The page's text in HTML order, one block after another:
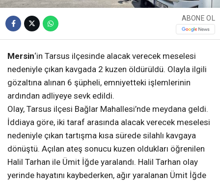
ABONE OL
Mersin‘in Tarsus ilçesinde alacak verecek meselesi
nedeniyle çıkan kavgada 2 kuzen öldürüldü. Olayla ilgili
gözaltına alınan 6 şüpheli, emniyetteki işlemlerinin
ardından adliyeye sevk edildi.
Olay, Tarsus ilçesi Bağlar Mahallesi’nde meydana geldi.
İddiaya göre, iki taraf arasında alacak verecek meselesi
nedeniyle çıkan tartışma kısa sürede silahlı kavgaya
dönüştü. Açılan ateş sonucu kuzen oldukları öğrenilen
Halil Tarhan ile Ümit İğde yaralandı. Halil Tarhan olay
yerinde hayatını kaybederken, ağır yaralanan Ümit İğde